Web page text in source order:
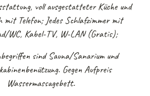
voll ausgestatteter Küche und
mit Telefon; Jedes Schlafzimmer mit
WC, Kabel-TV, W-LAN (Gratis);
sind Sauna/Sanarium und
Gegen Aufpreis
Wassermassagebett.